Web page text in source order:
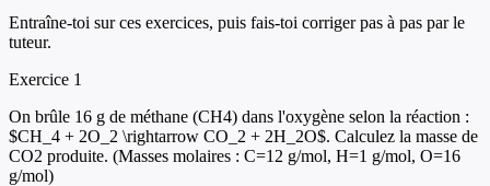
Entraîne-toi sur ces exercices, puis fais-toi corriger pas à pas par le
tuteur.
Exercice 1
On brûle 16 g de méthane (CH4) dans l'oxygène selon la réaction :
$CH_4 + 2O_2 \rightarrow CO_2 + 2H_2O$. Calculez la masse de
CO2 produite. (Masses molaires : C=12 g/mol, H=1 g/mol, O=16
g/mol)